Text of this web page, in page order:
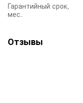
Гарантийный срок,
мес.
Отзывы